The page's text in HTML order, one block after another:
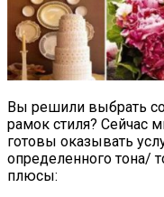
Вы решили выбрать
рамок стиля? Сейчас
готовы оказывать
определенного тона/
плюсы: